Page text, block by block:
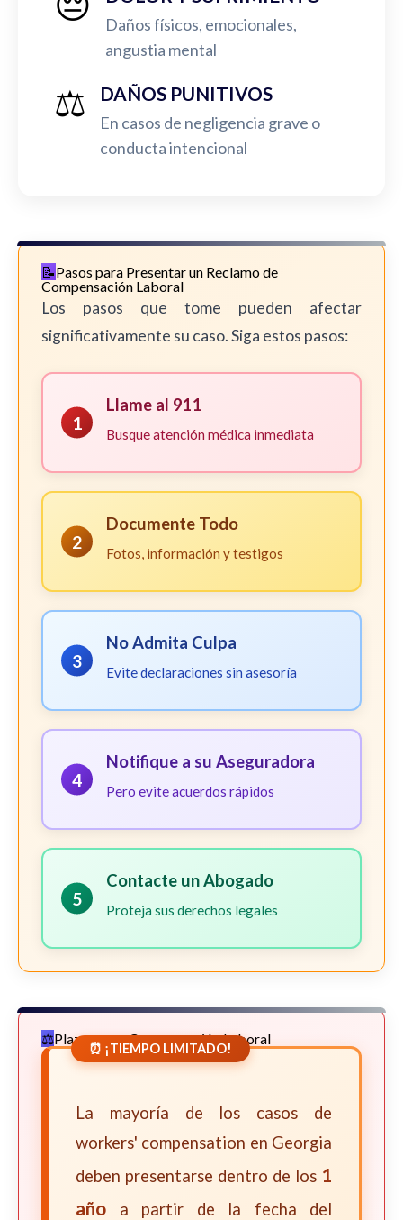
Daños físicos, emocionales,
angustia mental
⚖️ DAÑOS PUNITIVOS
En casos de negligencia grave o
conducta intencional
Pasos para Presentar un Reclamo de
Compensación Laboral
Los pasos que tome pueden afectar
significativamente su caso. Siga estos pasos:
1
Llame al 911
Busque atención médica inmediata
2
Documente Todo
Fotos, información y testigos
3
No Admita Culpa
Evite declaraciones sin asesoría
4
Notifique a su Aseguradora
Pero evite acuerdos rápidos
5
Contacte un Abogado
Proteja sus derechos legales
Plazos para Compensación Laboral
⏰ ¡TIEMPO LIMITADO!
La mayoría de los casos de
workers' compensation en Georgia
deben presentarse dentro de los 1
año a partir de la fecha del